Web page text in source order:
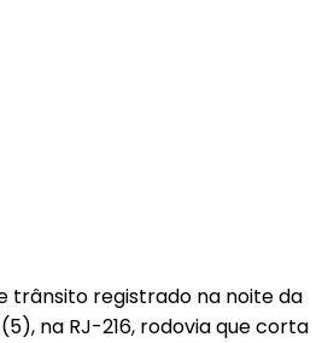
trânsito registrado na noite da
na RJ-216, rodovia que corta